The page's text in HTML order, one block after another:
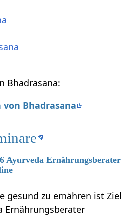
Bhadrasana:
Bhadrasana
Ayurveda Ernährungsberater
gesund zu ernähren ist Ziel
Ernährungsberater